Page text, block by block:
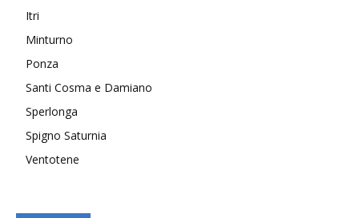
Itri
Minturno
Ponza
Santi Cosma e Damiano
Sperlonga
Spigno Saturnia
Ventotene